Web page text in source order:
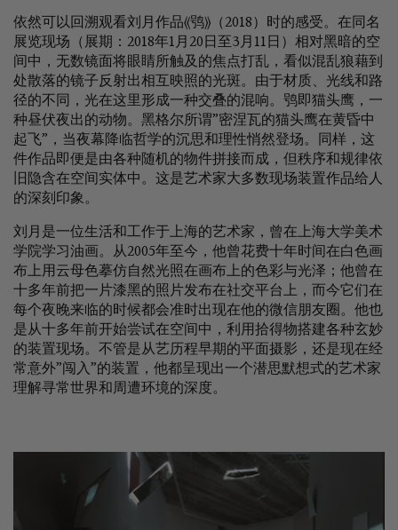
Gagosian
14 July–21 August 2026
541 West 24th Street, New York
MARIA TAN
Maria Tan: First Light
The Columns Gallery
1 June–8 August 2026
Singapore
SAHIL NAIK
Sour Stars and Breadfruit Monsoons
Experimenter
31 July–29 August 2026
Colaba, Mumbai
依然可以回溯观看刘月作品《鸮》（2018）时的感受。在同名
展览现场（展期：2018年1月20日至3月11日）相对黑暗的空
间中，无数镜面将眼睛所触及的焦点打乱，看似混乱狼藉到
处散落的镜子反射出相互映照的光斑。由于材质、光线和路
径的不同，光在这里形成一种交叠的混响。鸮即猫头鹰，一
种昼伏夜出的动物。黑格尔所谓”密涅瓦的猫头鹰在黄昏中
起飞”，当夜幕降临哲学的沉思和理性悄然登场。同样，这
件作品即便是由各种随机的物件拼接而成，但秩序和规律依
旧隐含在空间实体中。这是艺术家大多数现场装置作品给人
的深刻印象。
刘月是一位生活和工作于上海的艺术家，曾在上海大学美术
学院学习油画。从2005年至今，他曾花费十年时间在白色画
布上用云母色摹仿自然光照在画布上的色彩与光泽；他曾在
十多年前把一片漆黑的照片发布在社交平台上，而今它们在
每个夜晚来临的时候都会准时出现在他的微信朋友圈。他也
是从十多年前开始尝试在空间中，利用拾得物搭建各种玄妙
的装置现场。不管是从艺历程早期的平面摄影，还是现在经
常意外”闯入”的装置，他都呈现出一个潜思默想式的艺术家
理解寻常世界和周遭环境的深度。